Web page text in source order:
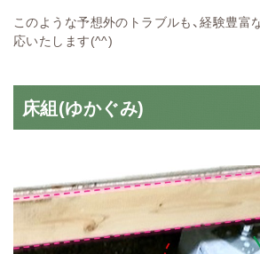
このような予想外のトラブルも、経験豊富
応いたします(^^)
床組(ゆかぐみ)